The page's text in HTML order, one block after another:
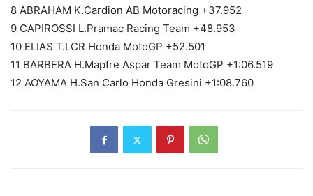
8 ABRAHAM K.Cardion AB Motoracing +37.952
9 CAPIROSSI L.Pramac Racing Team +48.953
10 ELIAS T.LCR Honda MotoGP +52.501
11 BARBERA H.Mapfre Aspar Team MotoGP +1:06.519
12 AOYAMA H.San Carlo Honda Gresini +1:08.760